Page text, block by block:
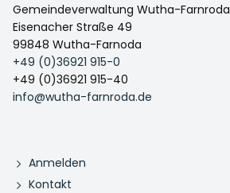
Gemeindeverwaltung Wutha-Farnroda
Eisenacher Straße 49
99848 Wutha-Farnoda
+49 (0)36921 915-0
+49 (0)36921 915-40
info@wutha-farnroda.de
Anmelden
Kontakt